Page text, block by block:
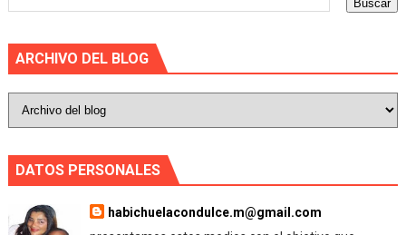
ARCHIVO DEL BLOG
DATOS PERSONALES
habichuelacondulce.m@gmail.com